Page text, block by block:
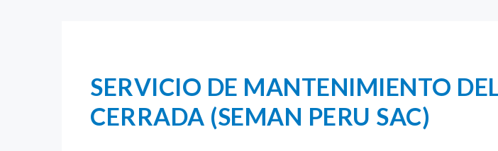
SERVICIO DE MANTENIMIENTO
CERRADA (SEMAN PERU SAC)